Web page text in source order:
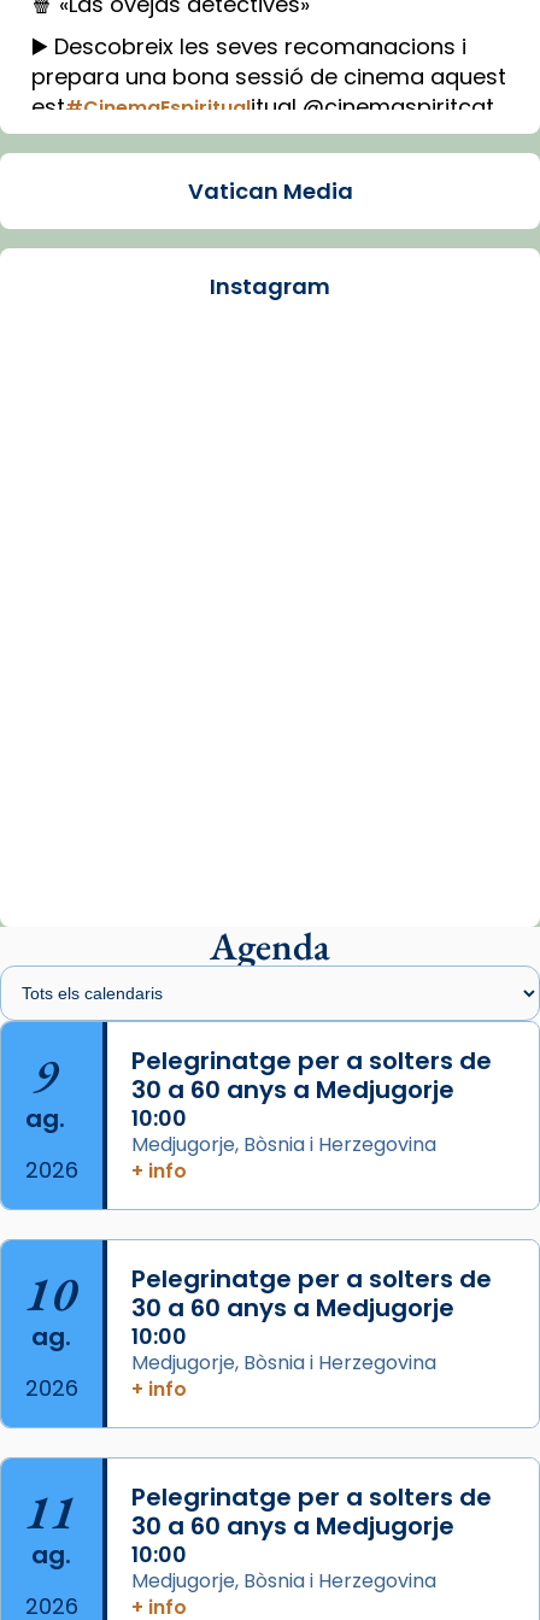
▶️ Descobreix les seves recomanacions i
prepara una bona sessió de cinema aquest
est#CinemaEspiritualitual @cinemaspiritcat
Imatge: Generada amb IA (OpenAI)
Arquebisbat de Barcelona
presidit aquest 27 de juliol la missa de Les
Santes de Mataró.
🔗
📸 J. Merino
Photo
View on Facebook ·
de Barcelona.
Aquest dilluns, 27 de juliol, ha tingut lloc la
missa d’acció de gràcies en agraïment al
comitè organitzador de la visita apostòlica
del Sant Pare Lleó XIV a Barcelona, i als
col·laboradors, a la Catedral de Barcelona.
L’arquebisbe de Barcelona, el cardenal Joan
Josep Omella, ha presidit la missa i l’ha
concelebrat el bisbe auxiliar de Barcelona,
Mons. David Abadías.
📸 Dr. G. Simón
Photo
Vatican Media
Instagram
Agenda
9
ag.
2026
Pelegrinatge per a solters de
30 a 60 anys a Medjugorje
10:00
Medjugorje, Bòsnia i Herzegovina
+ info
10
ag.
2026
Pelegrinatge per a solters de
30 a 60 anys a Medjugorje
10:00
Medjugorje, Bòsnia i Herzegovina
+ info
11
ag.
2026
Pelegrinatge per a solters de
30 a 60 anys a Medjugorje
10:00
Medjugorje, Bòsnia i Herzegovina
+ info